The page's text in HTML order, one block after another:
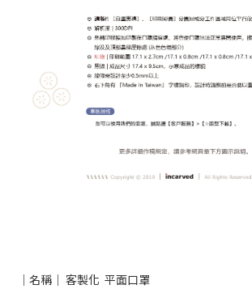
｜名稱｜ 客製化 平面口罩